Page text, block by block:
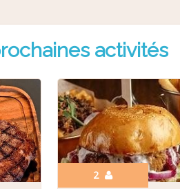
activités
2